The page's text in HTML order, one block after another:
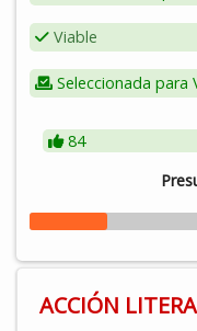
Hoy en día la
papel fundamental en
como mantener una
Viable
Seleccionada para
84
ACCIÓN